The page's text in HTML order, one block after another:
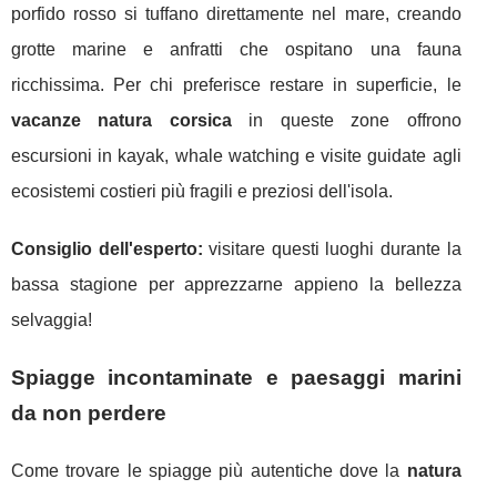
porfido rosso si tuffano direttamente nel mare, creando
grotte marine e anfratti che ospitano una fauna
ricchissima. Per chi preferisce restare in superficie, le
vacanze natura corsicain queste zone offrono
escursioni in kayak, whale watching e visite guidate agli
ecosistemi costieri più fragili e preziosi dell'isola.
Consiglio dell'esperto: visitare questi luoghi durante la
bassa stagione per apprezzarne appieno la bellezza
selvaggia!
Spiagge incontaminate e paesaggi marini
da non perdere
Come trovare le spiagge più autentiche dove la natura